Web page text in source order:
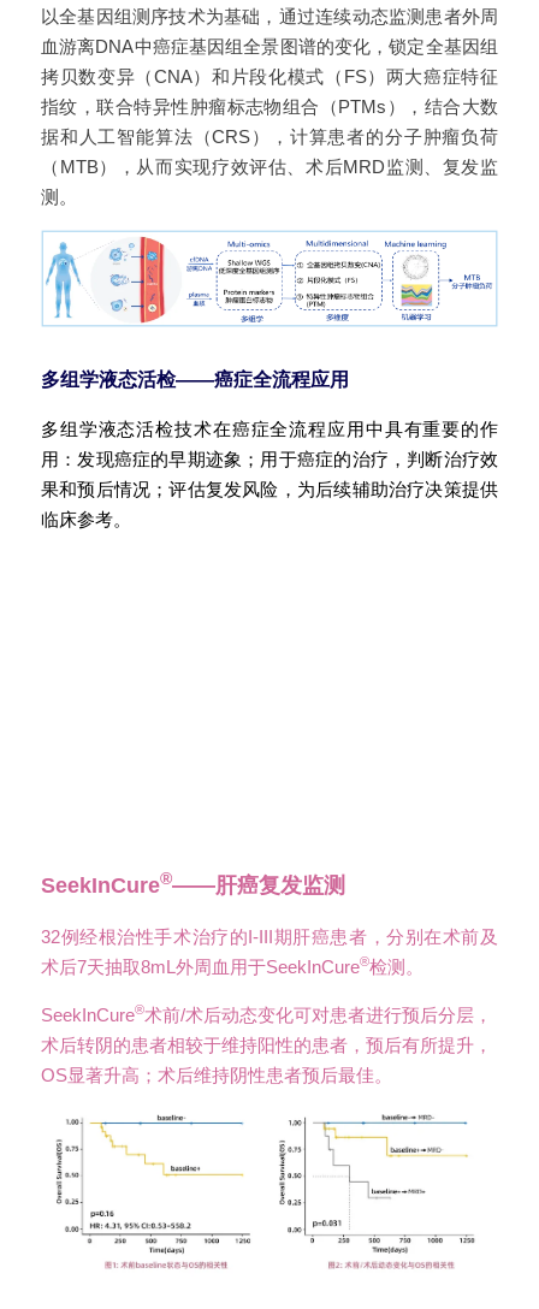
以全基因组测序技术为基础，通过连续动态监测患者外周
血游离DNA中癌症基因组全景图谱的变化，锁定全基因组
拷贝数变异（CNA）和片段化模式（FS）两大癌症特征
指纹，联合特异性肿瘤标志物组合（PTMs），结合大数
据和人工智能算法（CRS），计算患者的分子肿瘤负荷
（MTB），从而实现疗效评估、术后MRD监测、复发监
测。
多组学液态活检——癌症全流程应用
多组学液态活检技术在癌症全流程应用中具有重要的作
用：发现癌症的早期迹象；用于癌症的治疗，判断治疗效
果和预后情况；评估复发风险，为后续辅助治疗决策提供
临床参考。
SeekInCure®——肝癌复发监测
32例经根治性手术治疗的I-III期肝癌患者，分别在术前及
术后7天抽取8mL外周血用于SeekInCure®检测。
SeekInCure®术前/术后动态变化可对患者进行预后分层，
术后转阴的患者相较于维持阳性的患者，预后有所提升，
OS显著升高；术后维持阴性患者预后最佳。